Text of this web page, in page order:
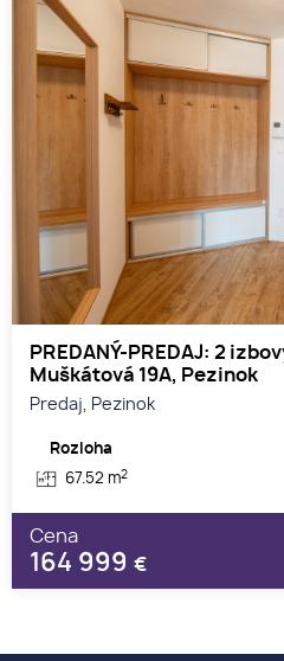
PREDANÝ-PREDAJ: 2
Muškátová 19A, Pezinok
Predaj, Pezinok
Rozloha
67.52 m2
Cena
164 999 €